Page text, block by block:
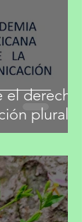
derecho
plural